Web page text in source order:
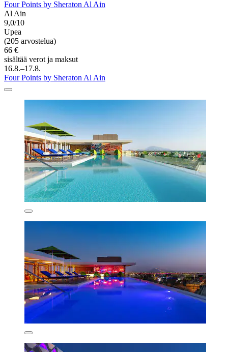
Four Points by Sheraton Al Ain
Al Ain
9,0/10
Upea
(205 arvostelua)
66 €
sisältää verot ja maksut
16.8.–17.8.
Four Points by Sheraton Al Ain